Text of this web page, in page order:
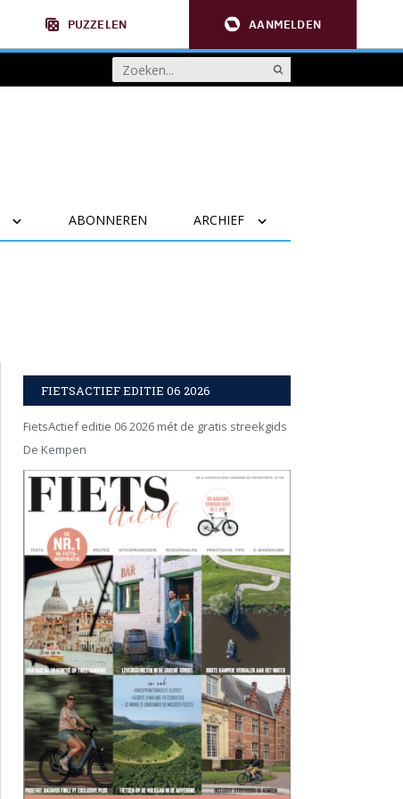
PUZZELEN AANMELDEN
ABONNEREN ARCHIEF
FIETSACTIEF EDITIE 06 2026
FietsActief editie 06 2026 mét de gratis streekgids
De Kempen